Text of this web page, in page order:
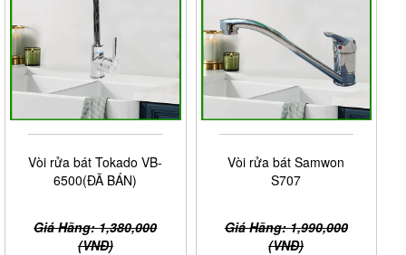
Vòi rửa bát Tokado VB-
6500(ĐÃ BÁN)
Giá Hãng: 1,380,000
(VNĐ)
Vòi rửa bát Samwon
S707
Giá Hãng: 1,990,000
(VNĐ)